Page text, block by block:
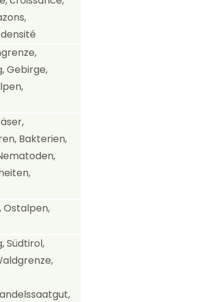
Gebirge,
Bakterien,
Ostalpen,
Südtirol,